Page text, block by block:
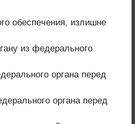
обеспечения, излишне
из федерального
органа перед
органа перед